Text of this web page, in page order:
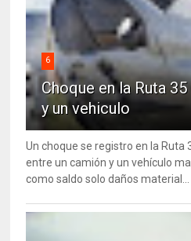
6
Choque en la Ruta
y un vehiculo
Un choque se registro en la Ruta
entre un camión y un vehículo
como saldo solo daños material...